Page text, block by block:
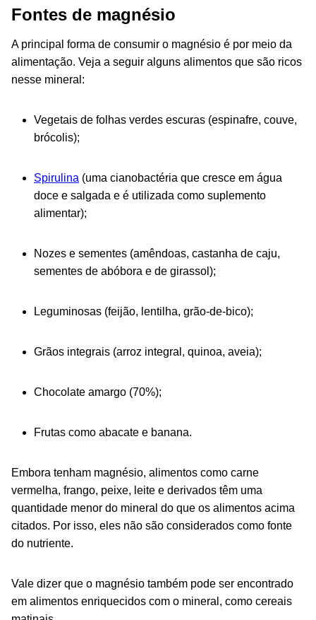
Fontes de magnésio
A principal forma de consumir o magnésio é por meio da
alimentação. Veja a seguir alguns alimentos que são ricos
nesse mineral:
Vegetais de folhas verdes escuras (espinafre, couve,
brócolis);
Spirulina (uma cianobactéria que cresce em água
doce e salgada e é utilizada como suplemento
alimentar);
Nozes e sementes (amêndoas, castanha de caju,
sementes de abóbora e de girassol);
Leguminosas (feijão, lentilha, grão-de-bico);
Grãos integrais (arroz integral, quinoa, aveia);
Chocolate amargo (70%);
Frutas como abacate e banana.
Embora tenham magnésio, alimentos como carne
vermelha, frango, peixe, leite e derivados têm uma
quantidade menor do mineral do que os alimentos acima
citados. Por isso, eles não são considerados como fonte
do nutriente.
Vale dizer que o magnésio também pode ser encontrado
em alimentos enriquecidos com o mineral, como cereais